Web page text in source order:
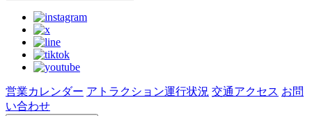
営業カレンダー アトラクション運行状況 交通アクセス お問
い合わせ